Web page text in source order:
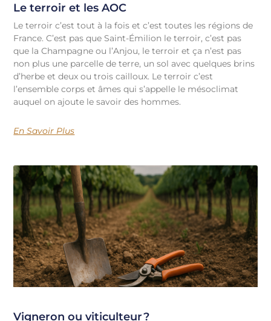
Le terroir et les AOC
Le terroir c’est tout à la fois et c’est toutes les régions de
France. C’est pas que Saint-Émilion le terroir, c’est pas
que la Champagne ou l’Anjou, le terroir et ça n’est pas
non plus une parcelle de terre, un sol avec quelques brins
d’herbe et deux ou trois cailloux. Le terroir c’est
l’ensemble corps et âmes qui s’appelle le mésoclimat
auquel on ajoute le savoir des hommes.
En Savoir Plus
Vigneron ou viticulteur ?